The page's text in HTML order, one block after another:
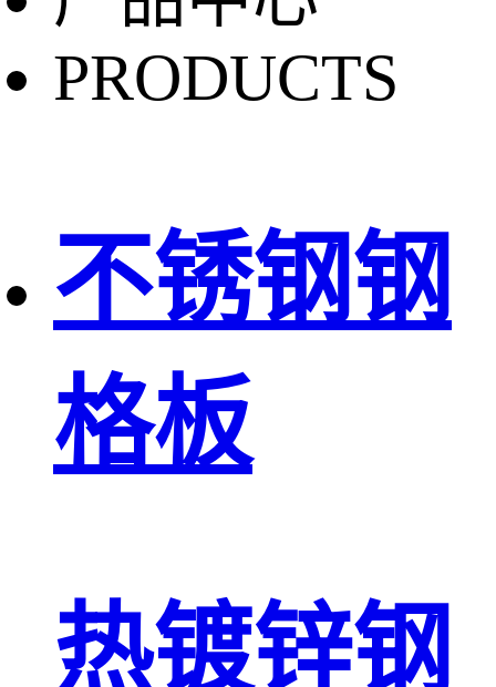
PRODUCTS
不锈钢钢
格板
热镀锌钢